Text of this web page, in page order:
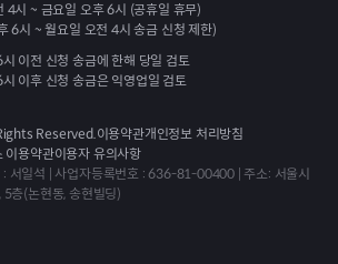
4시 ~ 금요일 오후 6시 (공휴일 휴무)
6시 ~ 월요일 오전 4시 송금 신청 제한)
이전 신청 송금에 한해 당일 검토
이후 신청 송금은 익영업일 검토
Reserved.이용약관개인정보 처리방침
이용약관이용자 유의사항
: 서일석 | 사업자등록번호 : 636-81-00400 | 주소: 서울시
층(논현동, 송현빌딩)